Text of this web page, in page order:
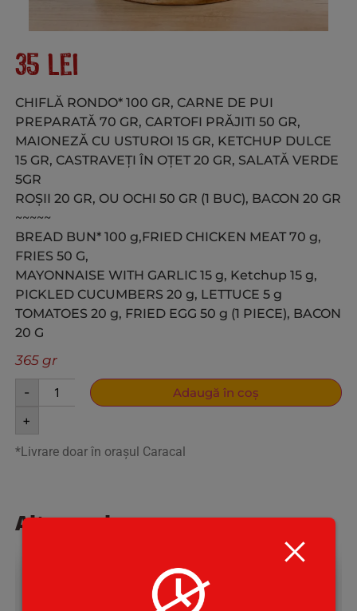
35 lei
CHIFLĂ RONDO* 100 GR, CARNE DE PUI
PREPARATĂ 70 GR, CARTOFI PRĂJITI 50 GR,
MAIONEZĂ CU USTUROI 15 GR, KETCHUP DULCE
15 GR, CASTRAVEȚI ÎN OȚET 20 GR, SALATĂ VERDE
5GR
ROȘII 20 GR, OU OCHI 50 GR (1 BUC), BACON 20 GR
~~~~~
BREAD BUN* 100 g,FRIED CHICKEN MEAT 70 g,
FRIES 50 G,
MAYONNAISE WITH GARLIC 15 g, Ketchup 15 g,
PICKLED CUCUMBERS 20 g, LETTUCE 5 g
TOMATOES 20 g, FRIED EGG 50 g (1 PIECE), BACON
20 G
365 gr
-
+
Adaugă în coș
*Livrare doar în orașul Caracal
Alte produse